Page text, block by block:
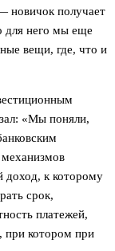
новичок получает
для него мы еще
вещи, где, что и
«Мы поняли,
доход, к которому
срок,
платежей,
при котором при